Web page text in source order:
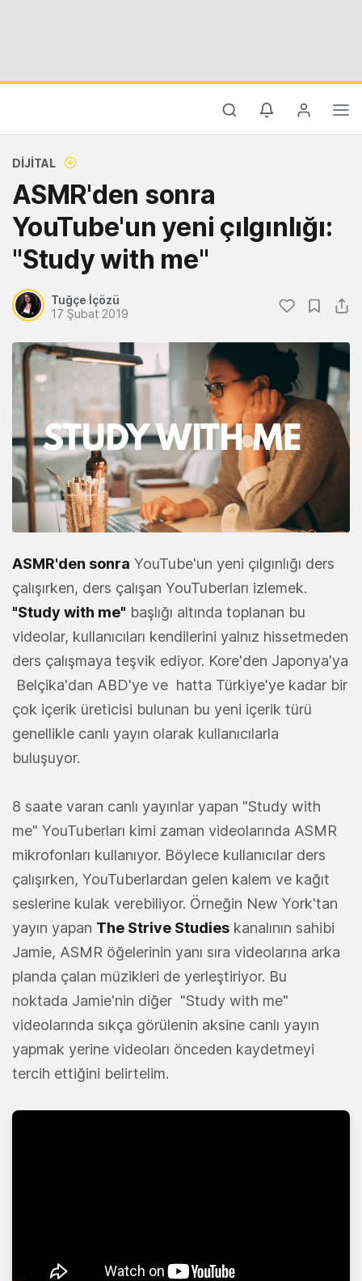
DIJITAL
ASMR'den sonra
YouTube'un yeni çılgınlığı:
"Study with me"
Tuğçe İçözü
17 Şubat 2019
ASMR'den sonra YouTube'un yeni çılgınlığı ders
çalışırken, ders çalışan YouTuberları izlemek.
"Study with me" başlığı altında toplanan bu
videolar, kullanıcıları kendilerini yalnız hissetmeden
ders çalışmaya teşvik ediyor. Kore'den Japonya'ya
Belçika'dan ABD'ye ve hatta Türkiye'ye kadar bir
çok içerik üreticisi bulunan bu yeni içerik türü
genellikle canlı yayın olarak kullanıcılarla
buluşuyor.
8 saate varan canlı yayınlar yapan "Study with
me" YouTuberları kimi zaman videolarında ASMR
mikrofonları kullanıyor. Böylece kullanıcılar ders
çalışırken, YouTuberlardan gelen kalem ve kağıt
seslerine kulak verebiliyor. Örneğin New York'tan
yayın yapan The Strive Studies kanalının sahibi
Jamie, ASMR öğelerinin yanı sıra videolarına arka
planda çalan müzikleri de yerleştiriyor. Bu
noktada Jamie'nin diğer "Study with me"
videolarında sıkça görülenin aksine canlı yayın
yapmak yerine videoları önceden kaydetmeyi
tercih ettiğini belirtelim.